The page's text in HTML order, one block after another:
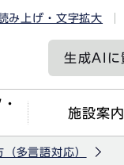
み上げ・文字拡大
生成AIに
施設案内
多言語対応）